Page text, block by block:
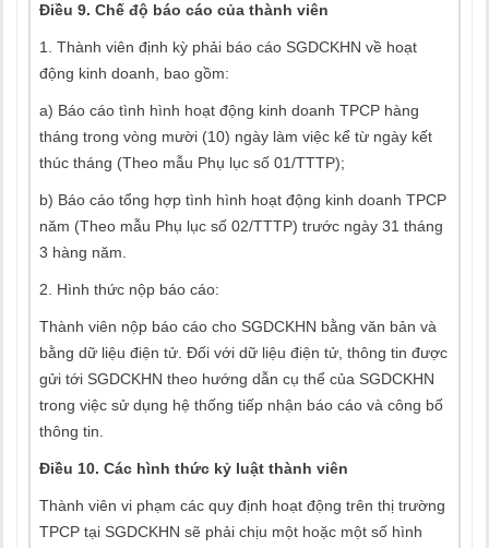
Điều 9. Chế độ báo cáo của thành viên
1. Thành viên định kỳ phải báo cáo SGDCKHN về hoạt
động kinh doanh, bao gồm:
a) Báo cáo tình hình hoạt động kinh doanh TPCP hàng
tháng trong vòng mười (10) ngày làm việc kể từ ngày kết
thúc tháng (Theo mẫu Phụ lục số 01/TTTP);
b) Báo cáo tổng hợp tình hình hoạt động kinh doanh TPCP
năm (Theo mẫu Phụ lục số 02/TTTP) trước ngày 31 tháng
3 hàng năm.
2. Hình thức nộp báo cáo:
Thành viên nộp báo cáo cho SGDCKHN bằng văn bản và
bằng dữ liệu điện tử. Đối với dữ liệu điện tử, thông tin được
gửi tới SGDCKHN theo hướng dẫn cụ thể của SGDCKHN
trong việc sử dụng hệ thống tiếp nhận báo cáo và công bố
thông tin.
Điều 10. Các hình thức kỷ luật thành viên
Thành viên vi phạm các quy định hoạt động trên thị trường
TPCP tại SGDCKHN sẽ phải chịu một hoặc một số hình